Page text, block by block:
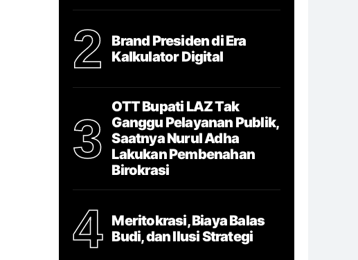
2
Brand Presiden di Era
Kalkulator Digital
3
OTT Bupati LAZ Tak
Ganggu Pelayanan Publik,
Saatnya Nurul Adha
Lakukan Pembenahan
Birokrasi
4
Meritokrasi, Biaya Balas
Budi, dan Ilusi Strategi